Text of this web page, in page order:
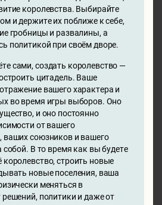
королевства. Выбирайте
и держите их поближе к себе,
гробницы и развалины, а
политикой при своём дворе.
сами, создать королевство —
цитадель. Ваше
вашего характера и
во время игры выборов. Оно
и оно постоянно
от вашего
ваших союзников и вашего
собой. В то время как вы будете
королевство, строить новые
новые поселения, ваша
меняться в
решений, политики и даже от